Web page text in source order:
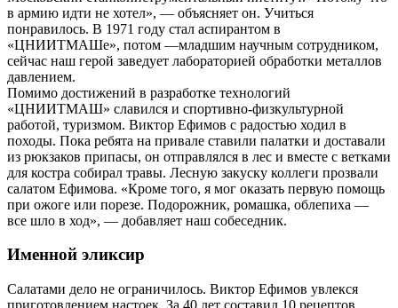
в армию идти не хотел», — объясняет он. Учиться
понравилось. В 1971 году стал аспирантом в
«ЦНИИТМАШе», потом —младшим научным сотрудником,
сейчас наш герой заведует лабораторией обработки металлов
давлением.
Помимо достижений в разработке технологий
«ЦНИИТМАШ» славился и спортивно-физкультурной
работой, туризмом. Виктор Ефимов с радостью ходил в
походы. Пока ребята на привале ставили палатки и доставали
из рюкзаков припасы, он отправлялся в лес и вместе с ветками
для костра собирал травы. Лесную закуску коллеги прозвали
салатом Ефимова. «Кроме того, я мог оказать первую помощь
при ожоге или порезе. Подорожник, ромашка, облепиха —
все шло в ход», — добавляет наш собеседник.
Именной эликсир
Салатами дело не ограничилось. Виктор Ефимов увлекся
приготовлением настоек. За 40 лет составил 10 рецептов.